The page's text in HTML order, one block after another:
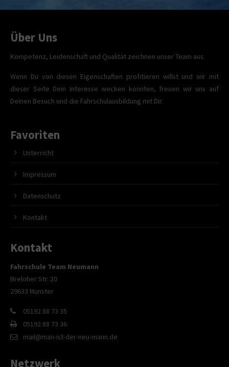
Über Uns
Kompetenz, Leidenschaft und Qualität zeichnen unser Team aus.
Wenn Du von diesen Eigenschaften profitieren willst und wir mit
dieser Seite Dein Interesse wecken konnten, freuen wir uns auf
Deinen Besuch und die Fahrschulausbildung mit Dir.
Favoriten
Unterricht
Impressum
Datenschutz
Kontakt
Kontakt
Fahrschule Team Neumann
Breloher Str. 20
29633 Munster
05192 88 73 35
05192 88 73 36
mail@man-ist-der-neu-mann.de
Netzwerk